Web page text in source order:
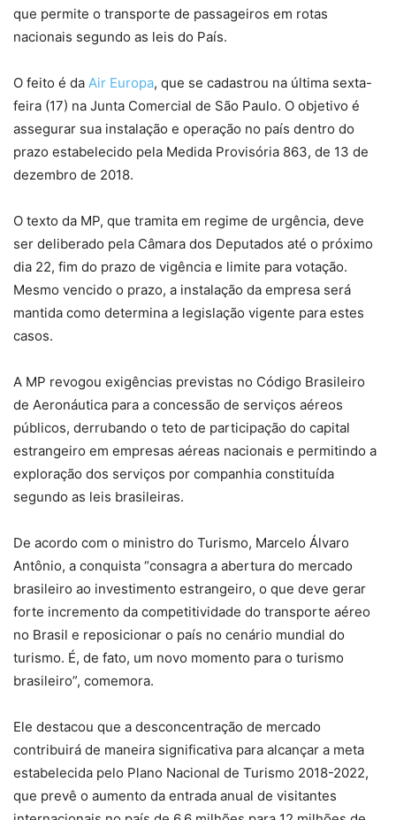
que permite o transporte de passageiros em rotas
nacionais segundo as leis do País.
O feito é da Air Europa, que se cadastrou na última sexta-
feira (17) na Junta Comercial de São Paulo. O objetivo é
assegurar sua instalação e operação no país dentro do
prazo estabelecido pela Medida Provisória 863, de 13 de
dezembro de 2018.
O texto da MP, que tramita em regime de urgência, deve
ser deliberado pela Câmara dos Deputados até o próximo
dia 22, fim do prazo de vigência e limite para votação.
Mesmo vencido o prazo, a instalação da empresa será
mantida como determina a legislação vigente para estes
casos.
A MP revogou exigências previstas no Código Brasileiro
de Aeronáutica para a concessão de serviços aéreos
públicos, derrubando o teto de participação do capital
estrangeiro em empresas aéreas nacionais e permitindo a
exploração dos serviços por companhia constituída
segundo as leis brasileiras.
De acordo com o ministro do Turismo, Marcelo Álvaro
Antônio, a conquista “consagra a abertura do mercado
brasileiro ao investimento estrangeiro, o que deve gerar
forte incremento da competitividade do transporte aéreo
no Brasil e reposicionar o país no cenário mundial do
turismo. É, de fato, um novo momento para o turismo
brasileiro”, comemora.
Ele destacou que a desconcentração de mercado
contribuirá de maneira significativa para alcançar a meta
estabelecida pelo Plano Nacional de Turismo 2018-2022,
que prevê o aumento da entrada anual de visitantes